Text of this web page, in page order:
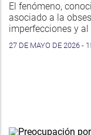
El fenómeno,
asociado a la
imperfecciones y
27 DE MAYO DE 2026 -